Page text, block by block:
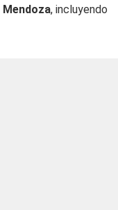
Mendoza, incluyendo